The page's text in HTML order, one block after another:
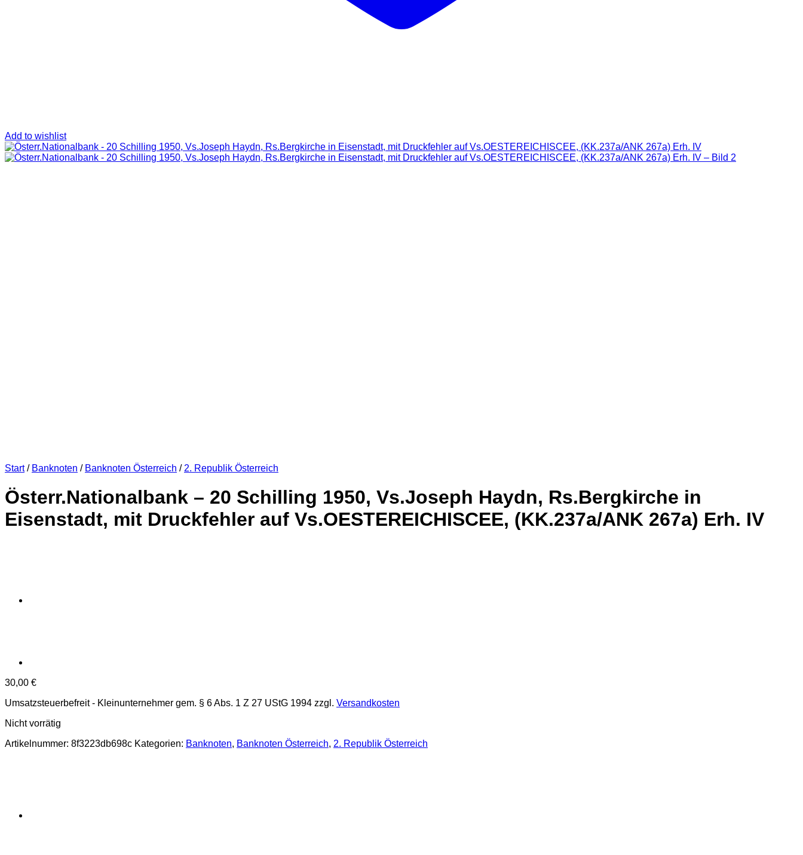
Add to wishlist
Start / Banknoten / Banknoten Österreich / 2. Republik Österreich
Österr.Nationalbank – 20 Schilling 1950, Vs.Joseph Haydn, Rs.Bergkirche in
Eisenstadt, mit Druckfehler auf Vs.OESTEREICHISCEE, (KK.237a/ANK 267a) Erh. IV
30,00 €
Umsatzsteuerbefreit - Kleinunternehmer gem. § 6 Abs. 1 Z 27 UStG 1994 zzgl. Versandkosten
Nicht vorrätig
Artikelnummer: 8f3223db698c Kategorien: Banknoten, Banknoten Österreich, 2. Republik Österreich